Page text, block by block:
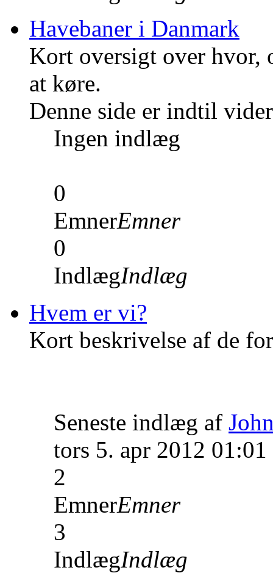
Havebaner i Danmark
Kort oversigt over hvor,
at køre.
Denne side er indtil
Ingen indlæg
0
EmnerEmner
0
IndlægIndlæg
Hvem er vi?
Kort beskrivelse af de
Seneste indlæg af
tors 5. apr 2012 01:01
2
EmnerEmner
3
IndlægIndlæg